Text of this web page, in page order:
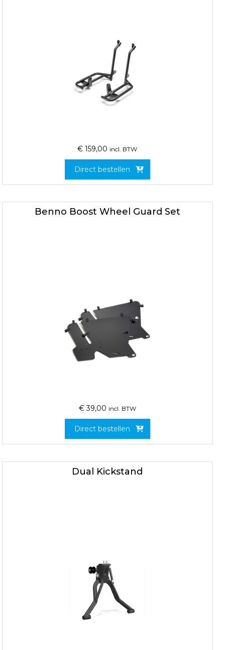
€ 159,00 incl. BTW
Direct bestellen
Benno Boost Wheel Guard Set
€ 39,00 incl. BTW
Direct bestellen
Dual Kickstand